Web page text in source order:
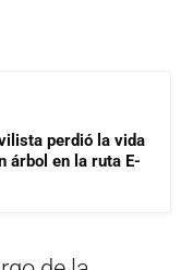
perdió la vida
árbol en la ruta E-